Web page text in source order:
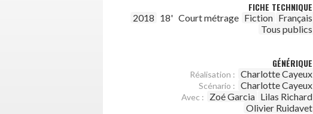
FICHE TECHNIQUE
2018 18' Court métrage Fiction Français
Tous publics
GÉNÉRIQUE
Réalisation : Charlotte Cayeux
Scénario : Charlotte Cayeux
Avec : Zoé Garcia Lilas Richard
Olivier Ruidavet